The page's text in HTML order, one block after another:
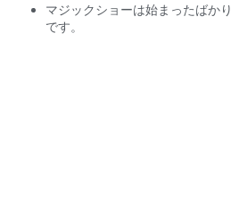
マジックショーは始まったばかり
です。